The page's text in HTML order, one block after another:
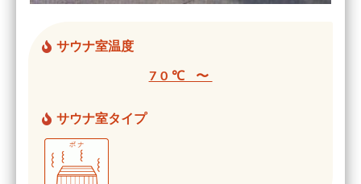
サウナ室温度
70℃ 〜
サウナ室タイプ